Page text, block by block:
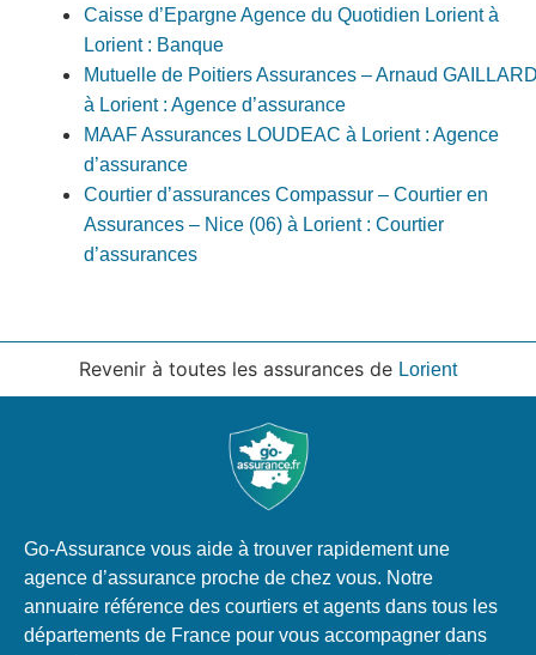
Caisse d’Epargne Agence du Quotidien Lorient à
Lorient : Banque
Mutuelle de Poitiers Assurances – Arnaud
à Lorient : Agence d’assurance
MAAF Assurances LOUDEAC à Lorient : Agence
d’assurance
Courtier d’assurances Compassur – Courtier en
Assurances – Nice (06) à Lorient : Courtier
d’assurances
Revenir à toutes les assurances de Lorient
Go-Assurance vous aide à trouver rapidement une
agence d’assurance proche de chez vous. Notre
annuaire référence des courtiers et agents dans tous les
départements de France pour vous accompagner dans